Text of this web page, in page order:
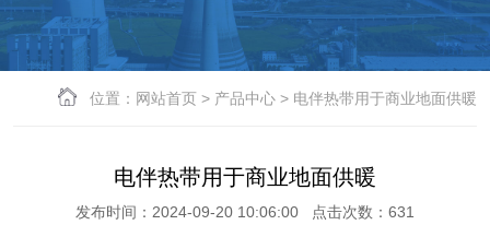
位置： 网站首页 > 产品中心 > 电伴热带用于商业地面供暖
电伴热带用于商业地面供暖
发布时间：2024-09-20 10:06:00 点击次数：631